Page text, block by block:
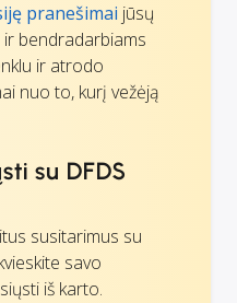
pranešimai jūsų
bendradarbiams
ir atrodo
nuo to, kurį vežėją
su DFDS
susitarimus su
savo
iš karto.